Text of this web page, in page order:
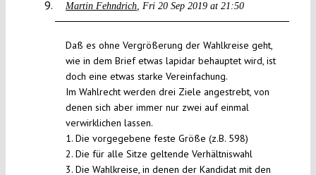
Martin Fehndrich Fri 20 Sep 2019 at 21:50
Daß es ohne Vergrößerung der Wahlkreise geht,
wie in dem Brief etwas lapidar behauptet wird, ist
doch eine etwas starke Vereinfachung.
Im Wahlrecht werden drei Ziele angestrebt, von
denen sich aber immer nur zwei auf einmal
verwirklichen lassen.
1. Die vorgegebene feste Größe (z.B. 598)
2. Die für alle Sitze geltende Verhältniswahl
3. Die Wahlkreise, in denen der Kandidat mit den